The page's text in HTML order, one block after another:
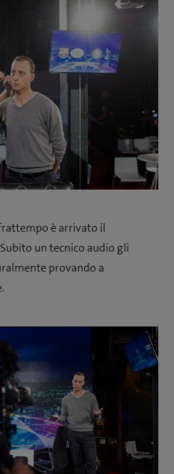
è arrivato il
un tecnico audio gli
provando a